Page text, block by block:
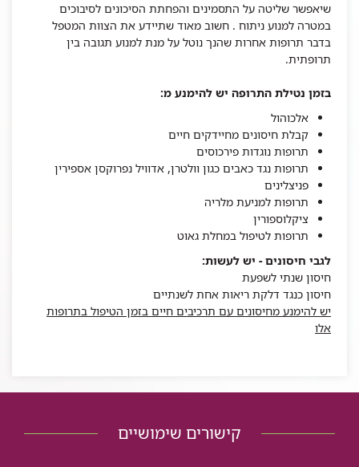
שיאפשר שליטה על התסמינים והפחתת הסיכונים לסיבוכים
במטרה למנוע ניתוח . חשוב מאוד שתיידע את הצוות המטפל
בדבר תרופות אחרות שהנך נוטל על מנת למנוע תגובה בין
תרופתית.
בזמן נטילת התרופה יש להימנע מ:
אלכוהול
קבלת חיסונים מחיידקים חיים
תרופות נוגדות פירכוסים
תרופות נגד כאבים כגון וולטרן, אדוויל נפרוקסן אספירין
פניצלינים
תרופות למניעת מלריה
ציקלוספורין
תרופות לטיפול במחלת גאוט
לגבי חיסונים - יש לעשות:
חיסון שנתי לשפעת
חיסון כנגד דלקת ריאות אחת לשנתיים
יש להימנע מחיסונים עם תרכיבים חיים בזמן הטיפול בתרופות
אלו
קישורים שימושיים